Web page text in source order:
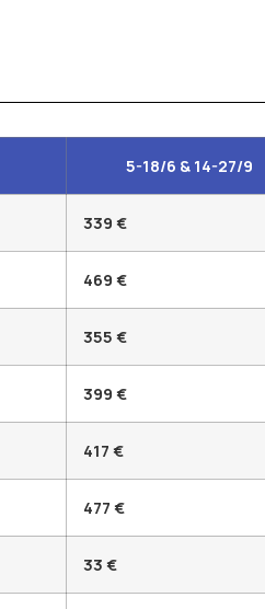
5-18/6 & 14-27/9
339 €
469 €
355 €
399 €
417 €
477 €
33 €